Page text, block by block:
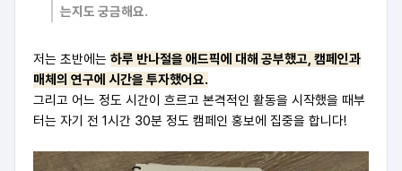
는지도 궁금해요.
저는 초반에는 하루 반나절을 애드픽에 대해 공부했고, 캠페인과
매체의 연구에 시간을 투자했어요.
그리고 어느 정도 시간이 흐르고 본격적인 활동을 시작했을 때부
터는 자기 전 1시간 30분 정도 캠페인 홍보에 집중을 합니다!